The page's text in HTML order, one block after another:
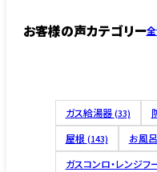
お客様の声カテゴリー
ガス給湯器 (33)
屋根 (143) お風
ガスコンロ・レンジフ